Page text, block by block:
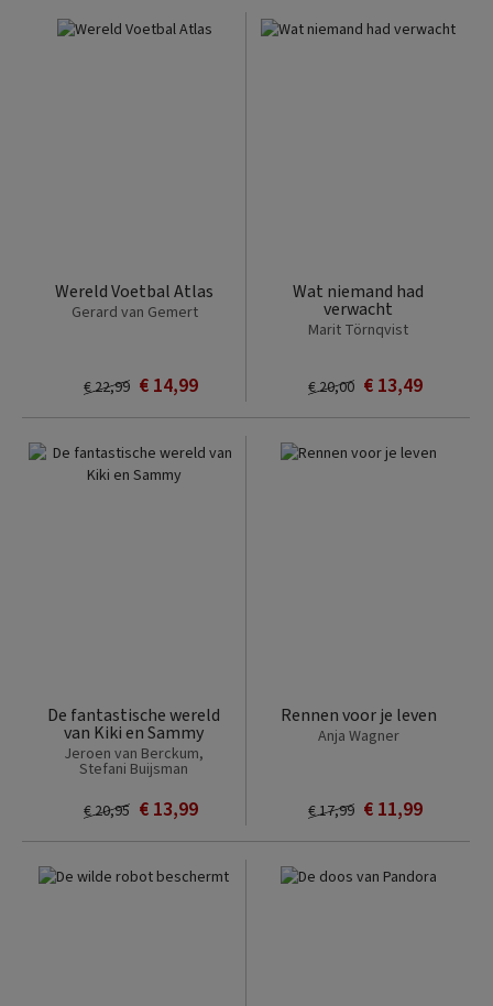
Wereld Voetbal Atlas
Gerard van Gemert
€ 14,99
€ 22,99
Wat niemand had
verwacht
Marit Törnqvist
€ 13,49
€ 20,00
De fantastische wereld
van Kiki en Sammy
Jeroen van Berckum,
Stefani Buijsman
€ 13,99
€ 20,95
Rennen voor je leven
Anja Wagner
€ 11,99
€ 17,99